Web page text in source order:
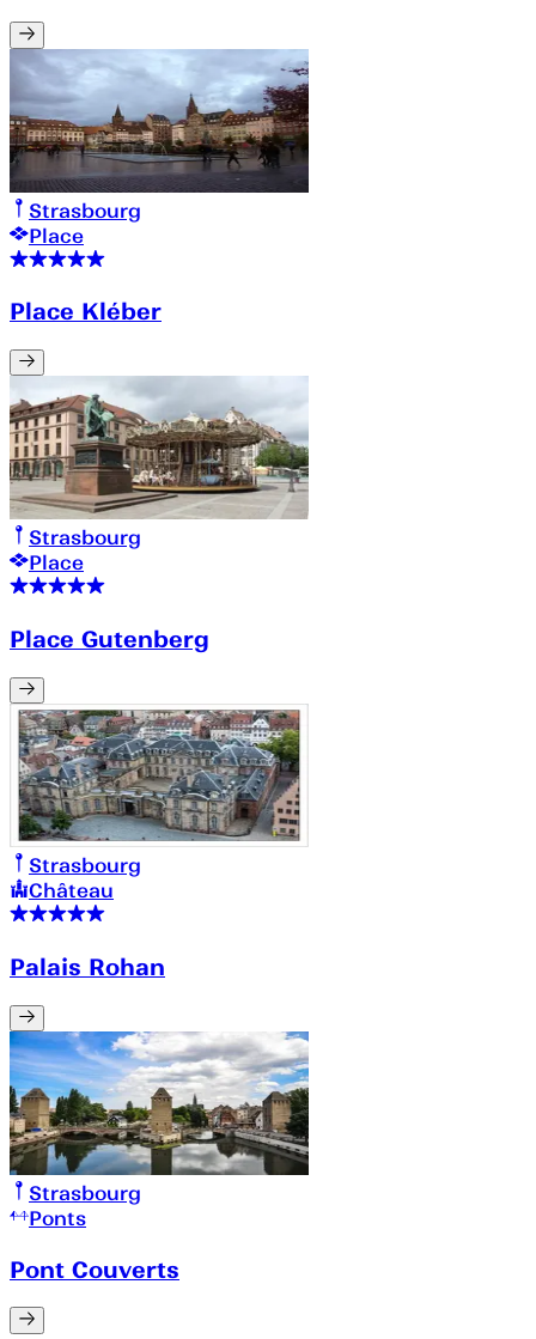
Strasbourg
Place
Place Kléber
Strasbourg
Place
Place Gutenberg
Strasbourg
Château
Palais Rohan
Strasbourg
Ponts
Pont Couverts